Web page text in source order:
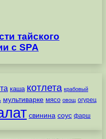
тайского
с SPA
каша котлета крабовый
мультиварке мясо овощ огурец
свинина соус фарш